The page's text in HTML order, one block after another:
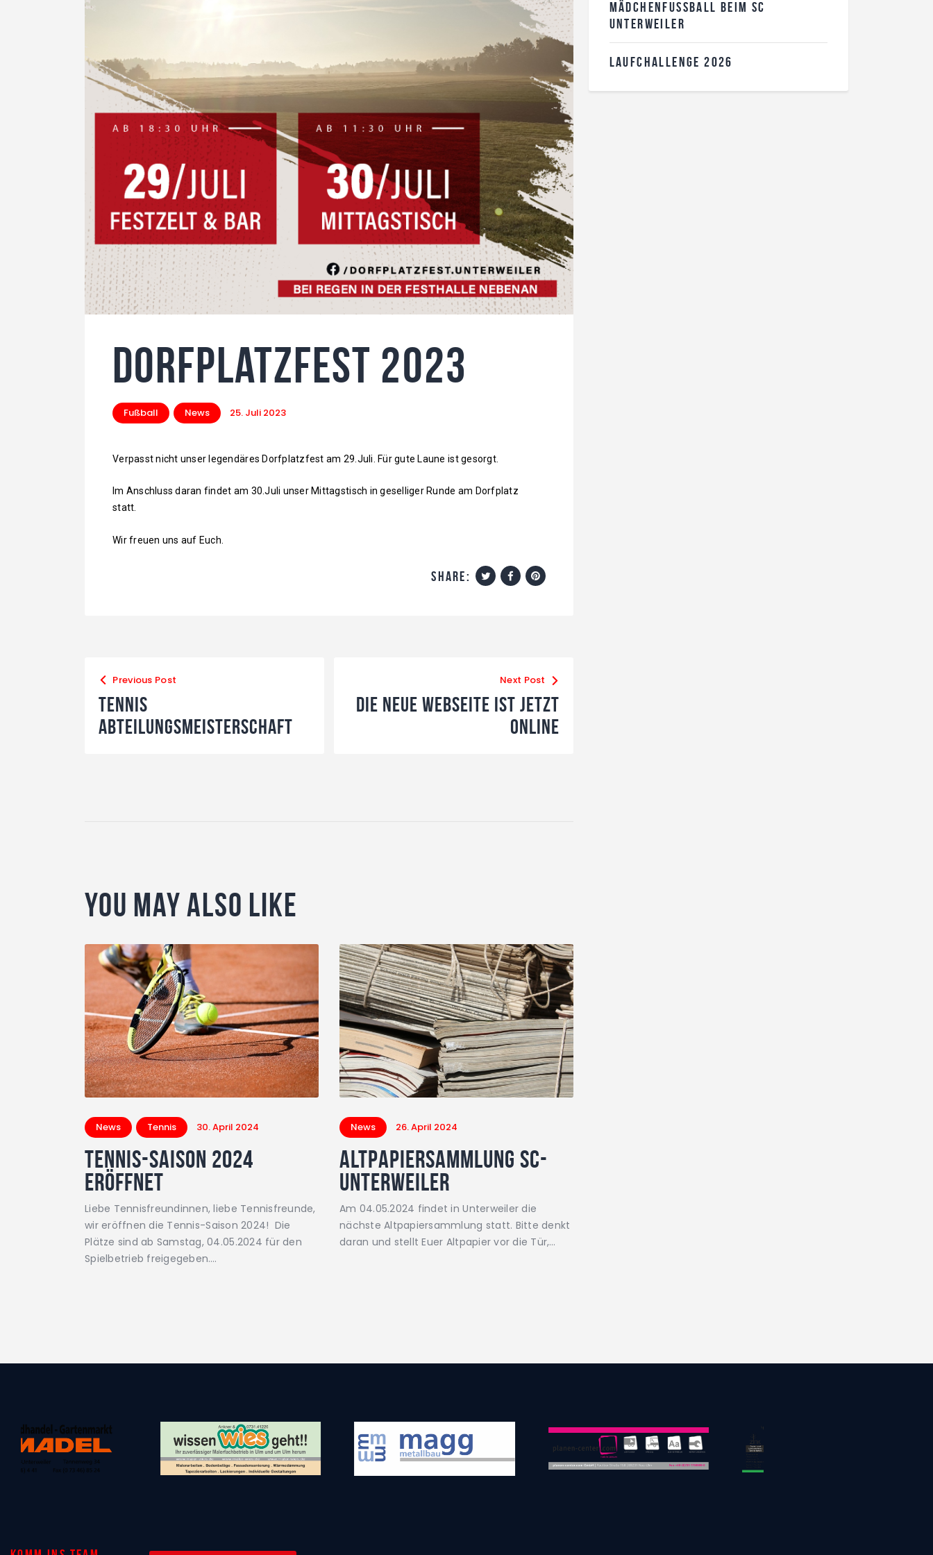
Dorfplatzfest 2023
Fußball News 25. Juli 2023
Verpasst nicht unser legendäres Dorfplatzfest am 29.Juli. Für gute Laune ist gesorgt.
Im Anschluss daran findet am 30.Juli unser Mittagstisch in geselliger Runde am Dorfplatz
statt.
Wir freuen uns auf Euch.
share:
Previous Post
Tennis
Abteilungsmeisterschaft
Next Post
Die Neue Webseite ist Jetzt
Online
You May Also Like
News Tennis 30. April 2024
Tennis-Saison 2024
eröffnet
Liebe Tennisfreundinnen, liebe Tennisfreunde,
wir eröffnen die Tennis-Saison 2024! Die
Plätze sind ab Samstag, 04.05.2024 für den
Spielbetrieb freigegeben.…
News 26. April 2024
Altpapiersammlung SC-
Unterweiler
Am 04.05.2024 findet in Unterweiler die
nächste Altpapiersammlung statt. Bitte denkt
daran und stellt Euer Altpapier vor die Tür,…
MÄDCHENFUSSBALL BEIM SC U
NTERWEILER
LAUFCHALLENGE 2026